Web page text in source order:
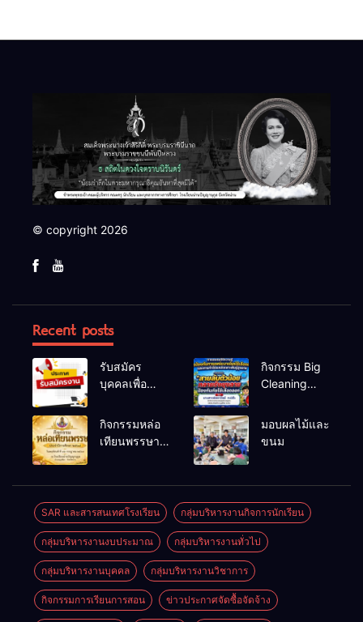
© copyright 2026
Recent posts
รับสมัคร
บุคคลเพื่อ
เลือกสรรเป็น
พนักงาน
กิจกรรม Big
Cleaning
ป้องกันโรคไข้
กิจกรรมหล่อ
เทียนพรรษา
มอบผลไม้และ
ขนม
SAR และสารสนเทศโรงเรียน กลุ่มบริหารงานกิจการนักเรียน
กลุ่มบริหารงานงบประมาณ กลุ่มบริหารงานทั่วไป
กลุ่มบริหารงานบุคคล กลุ่มบริหารงานวิชาการ
กิจกรรมการเรียนการสอน ข่าวประกาศจัดซื้อจัดจ้าง